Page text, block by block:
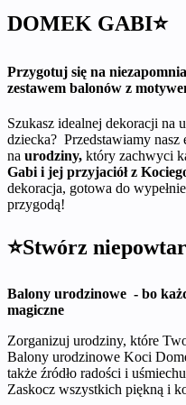
DOMEK GABI⭐
Przygotuj się na
zestawem balonów z
Szukasz idealnej dekoracji na
dziecka? Przedstawiamy
na urodziny, który zachwyci
Gabi i jej przyjaciół z
dekoracja, gotowa do
przygodą!
⭐Stwórz
Balony urodzinowe - bo
magiczne
Zorganizuj urodziny, które
Balony urodzinowe Koci
także źródło radości i
Zaskocz wszystkich piękną i